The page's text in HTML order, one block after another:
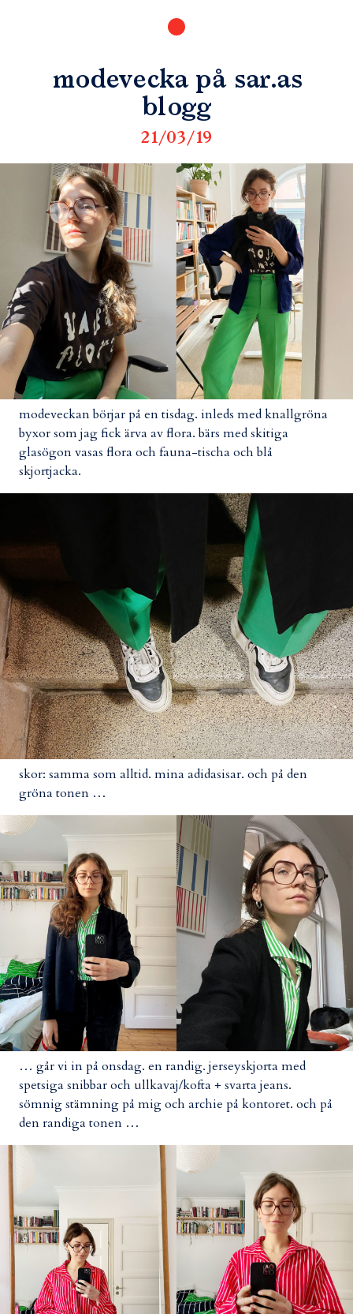
modevecka på sar.as
blogg
21/03/19
modeveckan börjar på en tisdag. inleds med knallgröna
byxor som jag fick ärva av flora. bärs med skitiga
glasögon vasas flora och fauna-tischa och blå
skjortjacka.
skor: samma som alltid. mina adidasisar. och på den
gröna tonen …
… går vi in på onsdag. en randig. jerseyskjorta med
spetsiga snibbar och ullkavaj/kofta + svarta jeans.
sömnig stämning på mig och archie på kontoret. och på
den randiga tonen …